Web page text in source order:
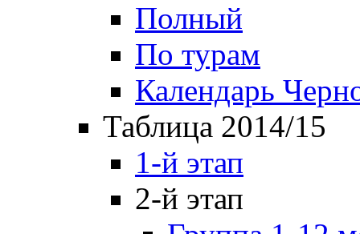
Полный
По турам
Календарь
Таблица 2014/15
1-й этап
2-й этап